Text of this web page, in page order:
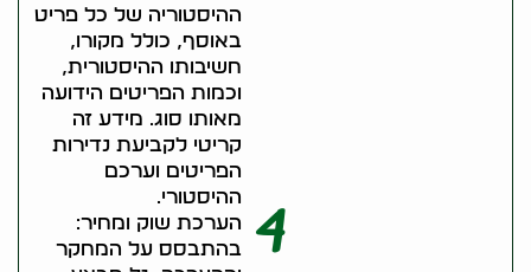
ההיסטוריה של כל פריט
באוסף, כולל מקורו,
חשיבותו ההיסטורית,
וכמות הפריטים הידועה
מאותו סוג. מידע זה
קריטי לקביעת נדירות
הפריטים וערכם
ההיסטורי.
4
הערכת שוק ומחיר:
בהתבסס על המחקר